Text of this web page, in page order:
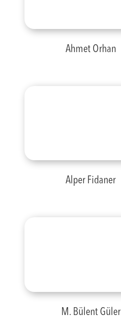
Ahmet Orhan
Alper Fidaner
M. Bülent Güler